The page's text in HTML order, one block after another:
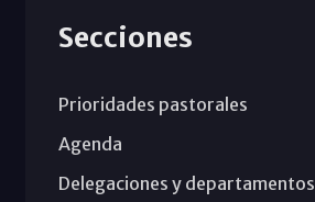
Secciones
Prioridades pastorales
Agenda
Delegaciones y departamentos